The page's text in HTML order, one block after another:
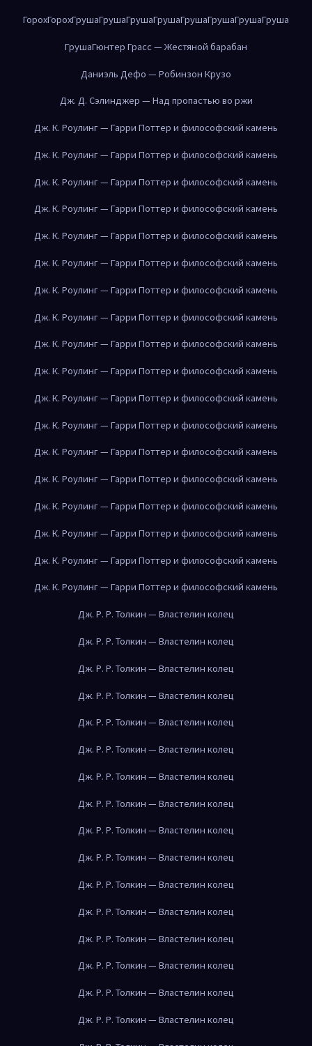
ГорохГорохГрушаГрушаГрушаГрушаГрушаГрушаГрушаГруша
ГрушаГюнтер Грасс — Жестяной барабан
Даниэль Дефо — Робинзон Крузо
Дж. Д. Сэлинджер — Над пропастью во ржи
Дж. К. Роулинг — Гарри Поттер и философский камень
Дж. К. Роулинг — Гарри Поттер и философский камень
Дж. К. Роулинг — Гарри Поттер и философский камень
Дж. К. Роулинг — Гарри Поттер и философский камень
Дж. К. Роулинг — Гарри Поттер и философский камень
Дж. К. Роулинг — Гарри Поттер и философский камень
Дж. К. Роулинг — Гарри Поттер и философский камень
Дж. К. Роулинг — Гарри Поттер и философский камень
Дж. К. Роулинг — Гарри Поттер и философский камень
Дж. К. Роулинг — Гарри Поттер и философский камень
Дж. К. Роулинг — Гарри Поттер и философский камень
Дж. К. Роулинг — Гарри Поттер и философский камень
Дж. К. Роулинг — Гарри Поттер и философский камень
Дж. К. Роулинг — Гарри Поттер и философский камень
Дж. К. Роулинг — Гарри Поттер и философский камень
Дж. К. Роулинг — Гарри Поттер и философский камень
Дж. К. Роулинг — Гарри Поттер и философский камень
Дж. К. Роулинг — Гарри Поттер и философский камень
Дж. Р. Р. Толкин — Властелин колец
Дж. Р. Р. Толкин — Властелин колец
Дж. Р. Р. Толкин — Властелин колец
Дж. Р. Р. Толкин — Властелин колец
Дж. Р. Р. Толкин — Властелин колец
Дж. Р. Р. Толкин — Властелин колец
Дж. Р. Р. Толкин — Властелин колец
Дж. Р. Р. Толкин — Властелин колец
Дж. Р. Р. Толкин — Властелин колец
Дж. Р. Р. Толкин — Властелин колец
Дж. Р. Р. Толкин — Властелин колец
Дж. Р. Р. Толкин — Властелин колец
Дж. Р. Р. Толкин — Властелин колец
Дж. Р. Р. Толкин — Властелин колец
Дж. Р. Р. Толкин — Властелин колец
Дж. Р. Р. Толкин — Властелин колец